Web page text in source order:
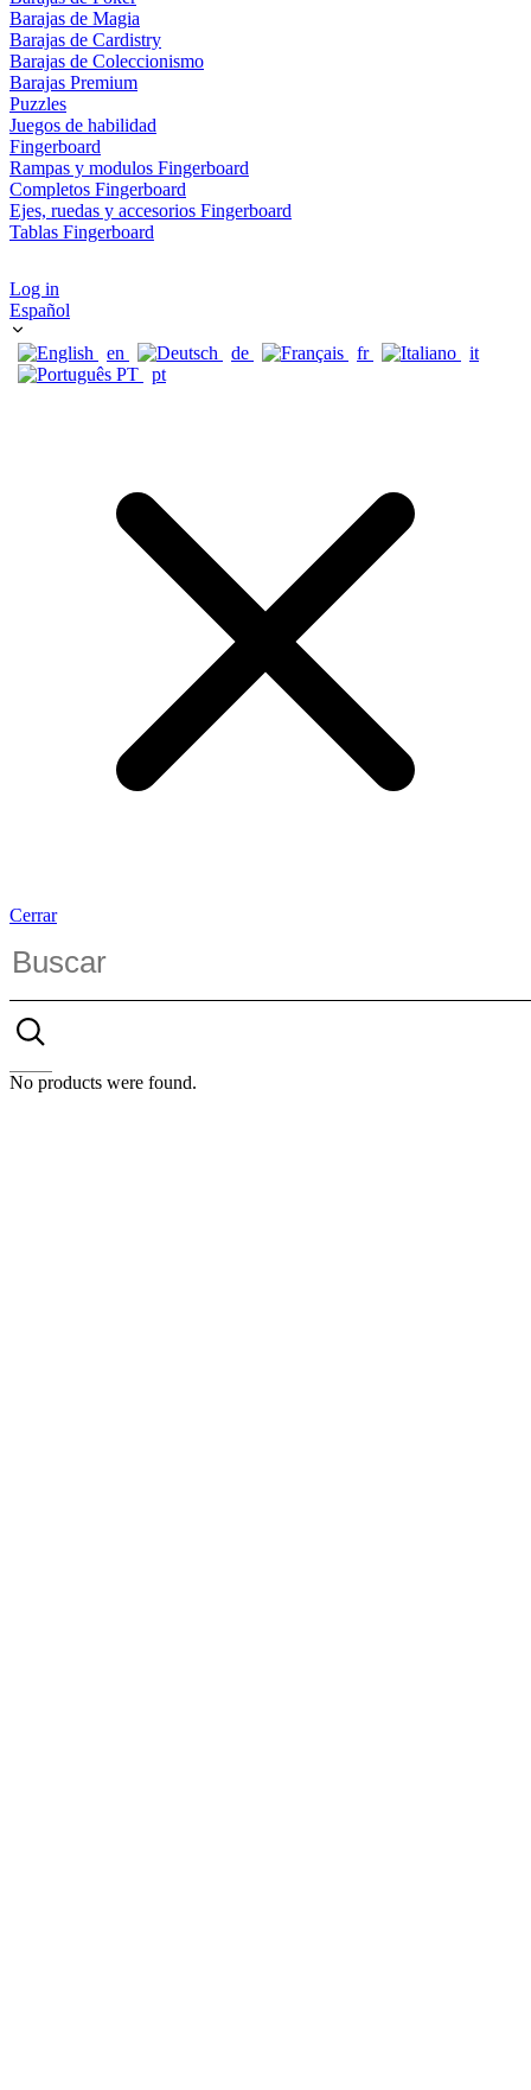
Barajas de Magia
Barajas de Cardistry
Barajas de Coleccionismo
Barajas Premium
Puzzles
Juegos de habilidad
Fingerboard
Rampas y modulos Fingerboard
Completos Fingerboard
Ejes, ruedas y accesorios Fingerboard
Tablas Fingerboard
Log in
Español
en de fr
it
pt
Cerrar
No products were found.